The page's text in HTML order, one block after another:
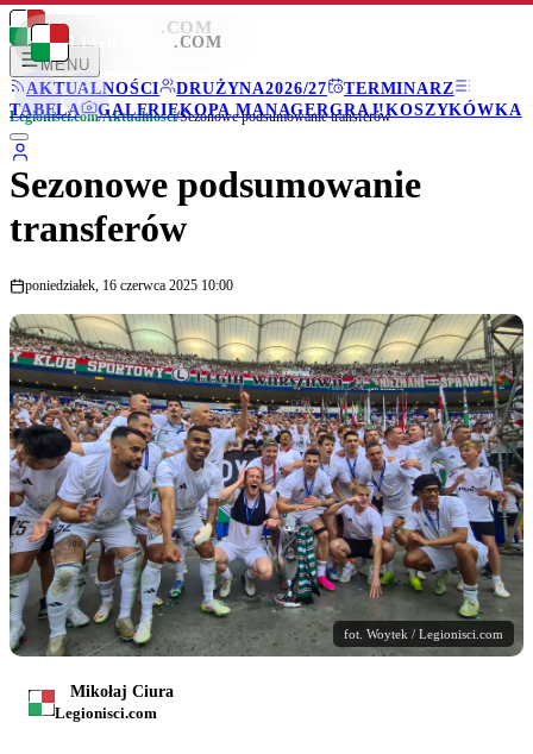
LEGIONISCI .COM
MENU
AKTUALNOŚCI
DRUŻYNA2026/27
TERMINARZ
TABELA
GALERIEKOPA MANAGERGRAJ!KOSZYKÓWKA
LEGIONISCI .COM
Legionisci.com/Aktualności/Sezonowe podsumowanie transferów
Sezonowe podsumowanie
transferów
poniedziałek, 16 czerwca 2025 10:00
fot. Woytek / Legionisci.com
Mikołaj Ciura
Legionisci.com